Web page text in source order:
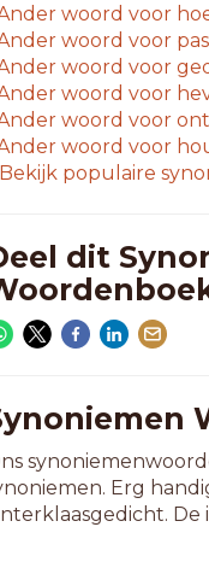
woord voor
woord voor
woord voor
woord voor
woord voor
woord voor
Bekijk populaire
dit
Erg